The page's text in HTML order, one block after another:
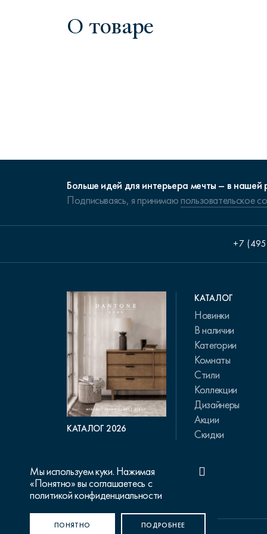
О товаре
Мы используем куки. Нажимая
«Понятно» вы соглашаетесь с
политикой конфиденциальности
ПОНЯТНО ПОДРОБНЕЕ
Больше идей для интерьера мечты – в нашей
Подписываясь, я принимаюпользовательское
+7
КАТАЛОГ 2026
КАТАЛОГ
Новинки
В наличии
Категории
Комнаты
Стили
Коллекции
Дизайнеры
Акции
Скидки